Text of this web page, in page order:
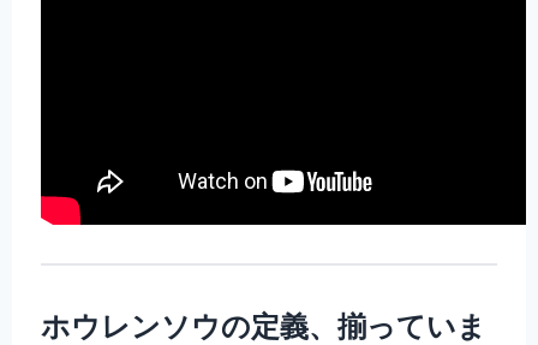
ホウレンソウの定義、揃っていま